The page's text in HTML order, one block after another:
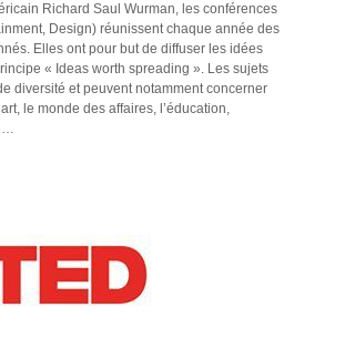
Richard Saul Wurman, les conférences
Design) réunissent chaque année des
Elles ont pour but de diffuser les idées
« Ideas worth spreading ». Les sujets
diversité et peuvent notamment concerner
le monde des affaires, l’éducation,